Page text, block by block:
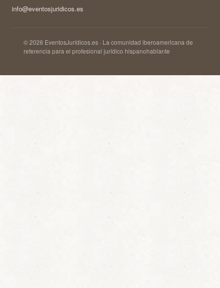
info@eventosjuridicos.es
© 2026 EventosJurídicos.es · La comunidad iberoamericana de
referencia para el profesional jurídico hispanohablante